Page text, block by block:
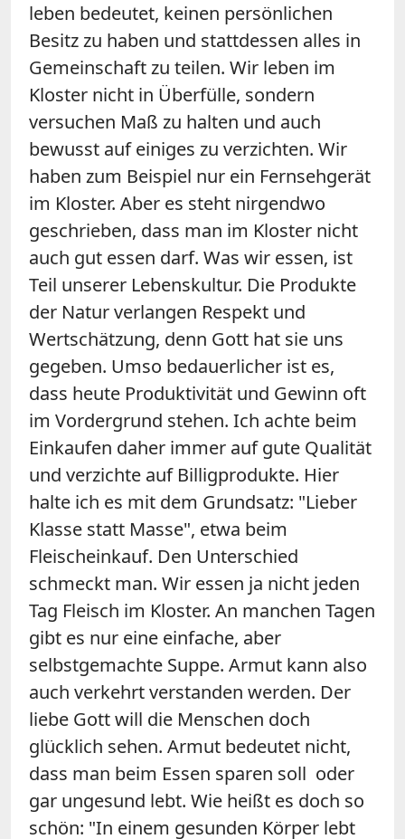
leben bedeutet, keinen persönlichen
Besitz zu haben und stattdessen alles in
Gemeinschaft zu teilen. Wir leben im
Kloster nicht in Überfülle, sondern
versuchen Maß zu halten und auch
bewusst auf einiges zu verzichten. Wir
haben zum Beispiel nur ein Fernsehgerät
im Kloster. Aber es steht nirgendwo
geschrieben, dass man im Kloster nicht
auch gut essen darf. Was wir essen, ist
Teil unserer Lebenskultur. Die Produkte
der Natur verlangen Respekt und
Wertschätzung, denn Gott hat sie uns
gegeben. Umso bedauerlicher ist es,
dass heute Produktivität und Gewinn oft
im Vordergrund stehen. Ich achte beim
Einkaufen daher immer auf gute Qualität
und verzichte auf Billigprodukte. Hier
halte ich es mit dem Grundsatz: "Lieber
Klasse statt Masse", etwa beim
Fleischeinkauf. Den Unterschied
schmeckt man. Wir essen ja nicht jeden
Tag Fleisch im Kloster. An manchen Tagen
gibt es nur eine einfache, aber
selbstgemachte Suppe. Armut kann also
auch verkehrt verstanden werden. Der
liebe Gott will die Menschen doch
glücklich sehen. Armut bedeutet nicht,
dass man beim Essen sparen soll oder
gar ungesund lebt. Wie heißt es doch so
schön: "In einem gesunden Körper lebt